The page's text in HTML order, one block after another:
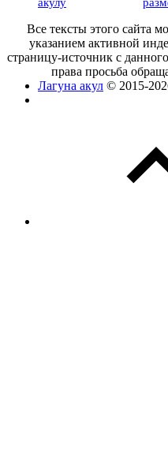
Все тексты этого сайта
указанием активной
страницу-источник с
права просьба
Лагуна акул © 2015-